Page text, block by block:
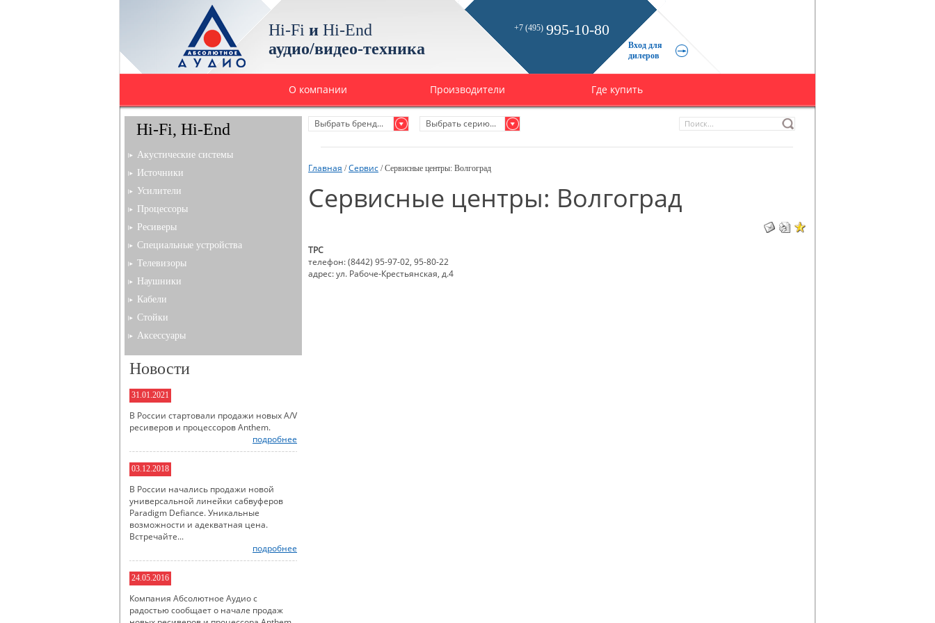
Hi-Fi и Hi-End
аудио/видео-техника
+7 (495) 995-10-80
Вход для
дилеров
О компании Производители Где купить
Выбрать бренд... Выбрать серию...
Главная /Сервис / Сервисные центры: Волгоград
Сервисные центры: Волгоград
ТРС
телефон: (8442) 95-97-02, 95-80-22
адрес: ул. Рабоче-Крестьянская, д.4
Hi-Fi, Hi-End
Акустические системы
Источники
Усилители
Процессоры
Ресиверы
Специальные устройства
Телевизоры
Наушники
Кабели
Стойки
Аксессуары
Новости
31.01.2021
В России стартовали продажи новых A/V
ресиверов и процессоров Anthem.
подробнее
03.12.2018
В России начались продажи новой
универсальной линейки сабвуферов
Paradigm Defiance. Уникальные
возможности и адекватная цена.
Встречайте...
подробнее
24.05.2016
Компания Абсолютное Аудио с
радостью сообщает о начале продаж